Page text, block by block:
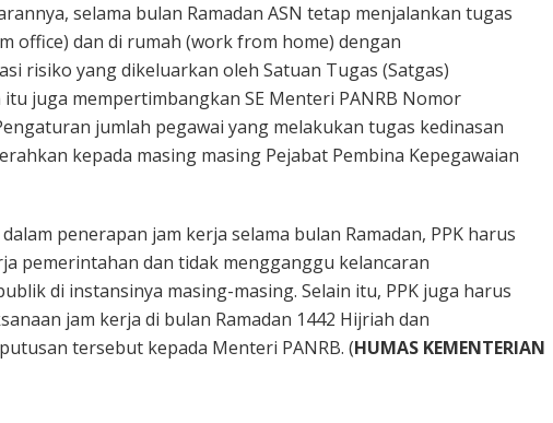
selama bulan Ramadan ASN tetap menjalankan tugas
office) dan di rumah (work from home) dengan
risiko yang dikeluarkan oleh Satuan Tugas (Satgas)
itu juga mempertimbangkan SE Menteri PANRB Nomor
jumlah pegawai yang melakukan tugas kedinasan
kepada masing masing Pejabat Pembina Kepegawaian
penerapan jam kerja selama bulan Ramadan, PPK harus
pemerintahan dan tidak mengganggu kelancaran
di instansinya masing-masing. Selain itu, PPK juga harus
jam kerja di bulan Ramadan 1442 Hijriah dan
tersebut kepada Menteri PANRB. (HUMAS KEMENTERIAN